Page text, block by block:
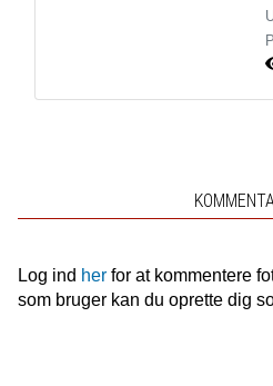
Log ind herfor at kommentere
som bruger kan du oprette dig